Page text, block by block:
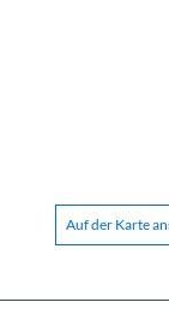
Auf der Karte